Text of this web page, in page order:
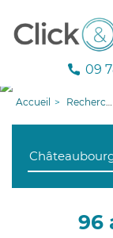
09
Accueil Recherche aide à domicile
96